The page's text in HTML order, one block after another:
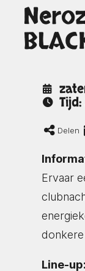
Delen
Ervaar
Line-up: